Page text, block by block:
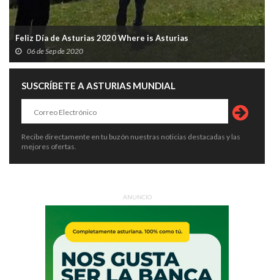
Feliz Día de Asturias 2020 Where is Asturias
06 de Sep de 2020
SUSCRÍBETE A ASTURIAS MUNDIAL
Recibe directamente en tu buzón nuestras noticias destacadas y las
mejores ofertas.
ANUNCIO